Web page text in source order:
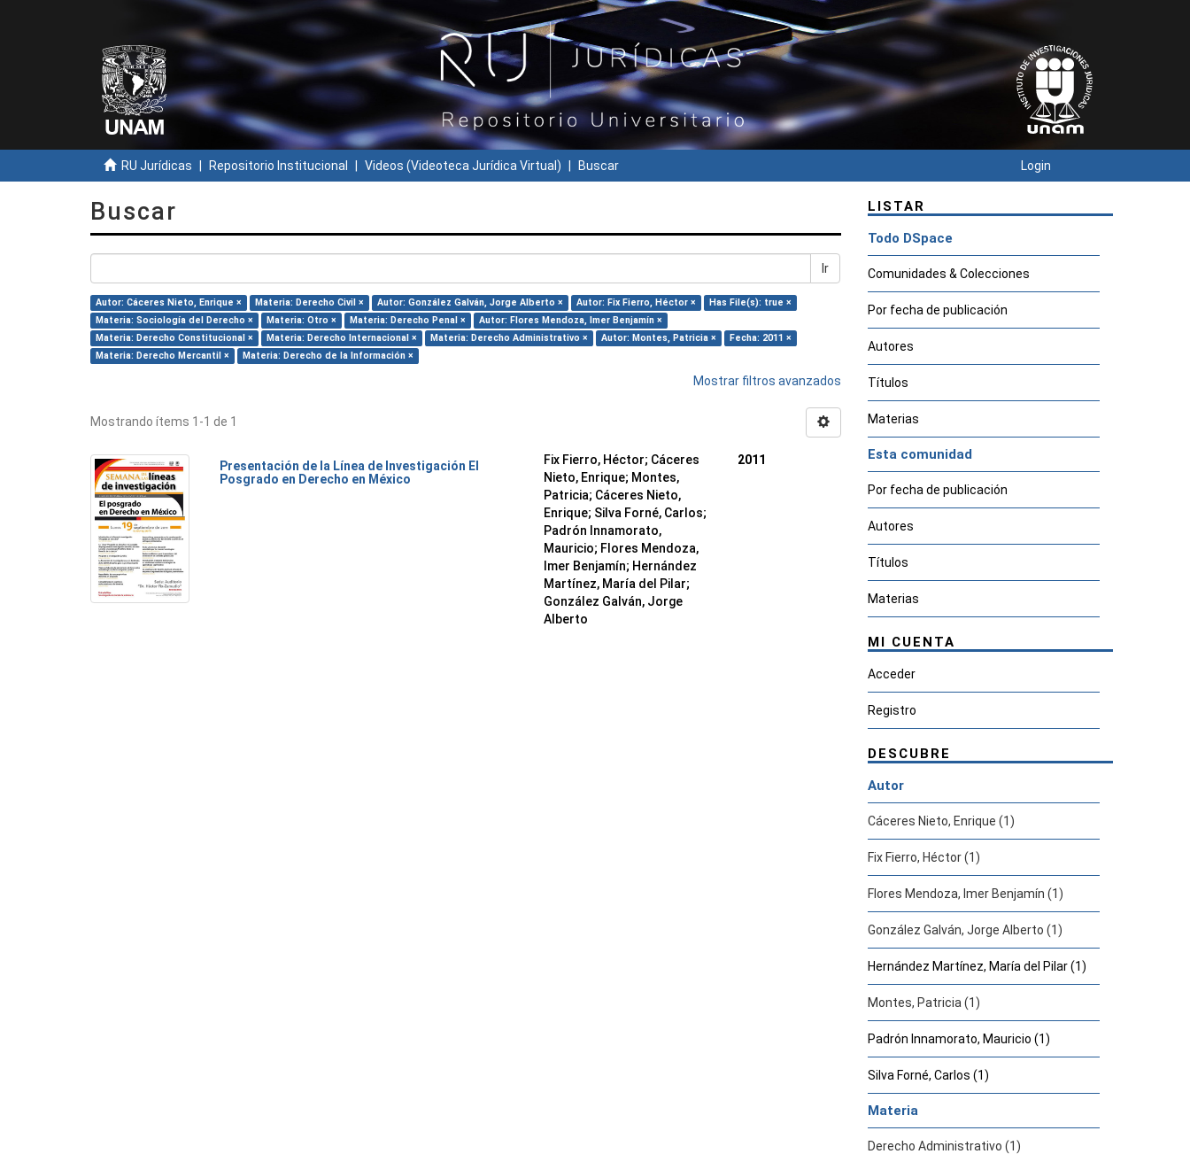
RU Jurídicas Repositorio Institucional Videos (Videoteca Jurídica Virtual) Buscar Login
Buscar
Ir
Autor: Cáceres Nieto, Enrique × Materia: Derecho Civil × Autor: González Galván, Jorge Alberto × Autor: Fix Fierro, Héctor ×
Has File(s): true ×
Materia: Sociología del Derecho ×
Materia: Otro × Materia: Derecho Penal ×
Autor: Flores Mendoza, Imer Benjamín ×
Materia: Derecho Constitucional ×
Materia: Derecho Internacional × Materia: Derecho Administrativo × Autor: Montes, Patricia ×
Fecha: 2011 ×
Materia: Derecho Mercantil ×
Materia: Derecho de la Información ×
Mostrar filtros avanzados
Mostrando ítems 1-1 de 1
Presentación de la Línea de Investigación El
Posgrado en Derecho en México
Fix Fierro, Héctor; Cáceres
Nieto, Enrique; Montes,
Patricia; Cáceres Nieto,
Enrique; Silva Forné, Carlos;
Padrón Innamorato,
Mauricio; Flores Mendoza,
Imer Benjamín; Hernández
Martínez, María del Pilar;
González Galván, Jorge
Alberto
2011
LISTAR
Todo DSpace
Comunidades & Colecciones
Por fecha de publicación
Autores
Títulos
Materias
Esta comunidad
Por fecha de publicación
Autores
Títulos
Materias
MI CUENTA
Acceder
Registro
DESCUBRE
Autor
Cáceres Nieto, Enrique (1)
Fix Fierro, Héctor (1)
Flores Mendoza, Imer Benjamín (1)
González Galván, Jorge Alberto (1)
Hernández Martínez, María del Pilar (1)
Montes, Patricia (1)
Padrón Innamorato, Mauricio (1)
Silva Forné, Carlos (1)
Materia
Derecho Administrativo (1)